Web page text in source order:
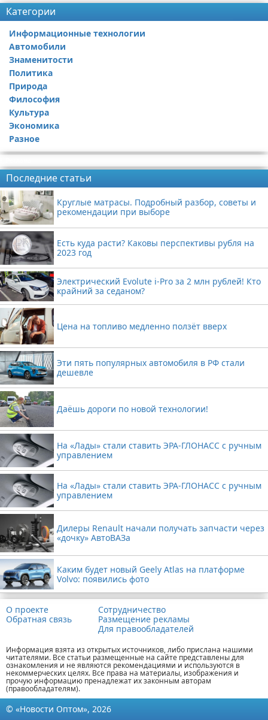
Категории
Информационные технологии
Автомобили
Знаменитости
Политика
Природа
Философия
Культура
Экономика
Разное
Последние статьи
Круглые матрасы. Подробный разбор, советы и
рекомендации при выборе
Есть куда расти? Каковы перспективы рубля на
2023 год
Электрический Evolute i-Pro за 2 млн рублей! Кто
крайний за седаном?
Цена на топливо медленно ползёт вверх
Эти пять популярных автомобиля в РФ стали
дешевле
Даёшь дороги по новой технологии!
На «Лады» стали ставить ЭРА-ГЛОНАСС с ручным
управлением
На «Лады» стали ставить ЭРА-ГЛОНАСС с ручным
управлением
Дилеры Renault начали получать запчасти через
«дочку» АвтоВАЗа
Каким будет новый Geely Atlas на платформе
Volvo: появились фото
О проекте
Обратная связь
Сотрудничество
Размещение рекламы
Для правообладателей
Информация взята из открытых источников, либо прислана нашими
читателями. Все статьи размещенные на сайте представлены для
ознакомления и не являются рекомендациями и используются в
некоммерческих целях. Все права на материалы, изображения и
прочую информацию пренадлежат их законным авторам
(правообладателям).
© «Новости Оптом», 2026